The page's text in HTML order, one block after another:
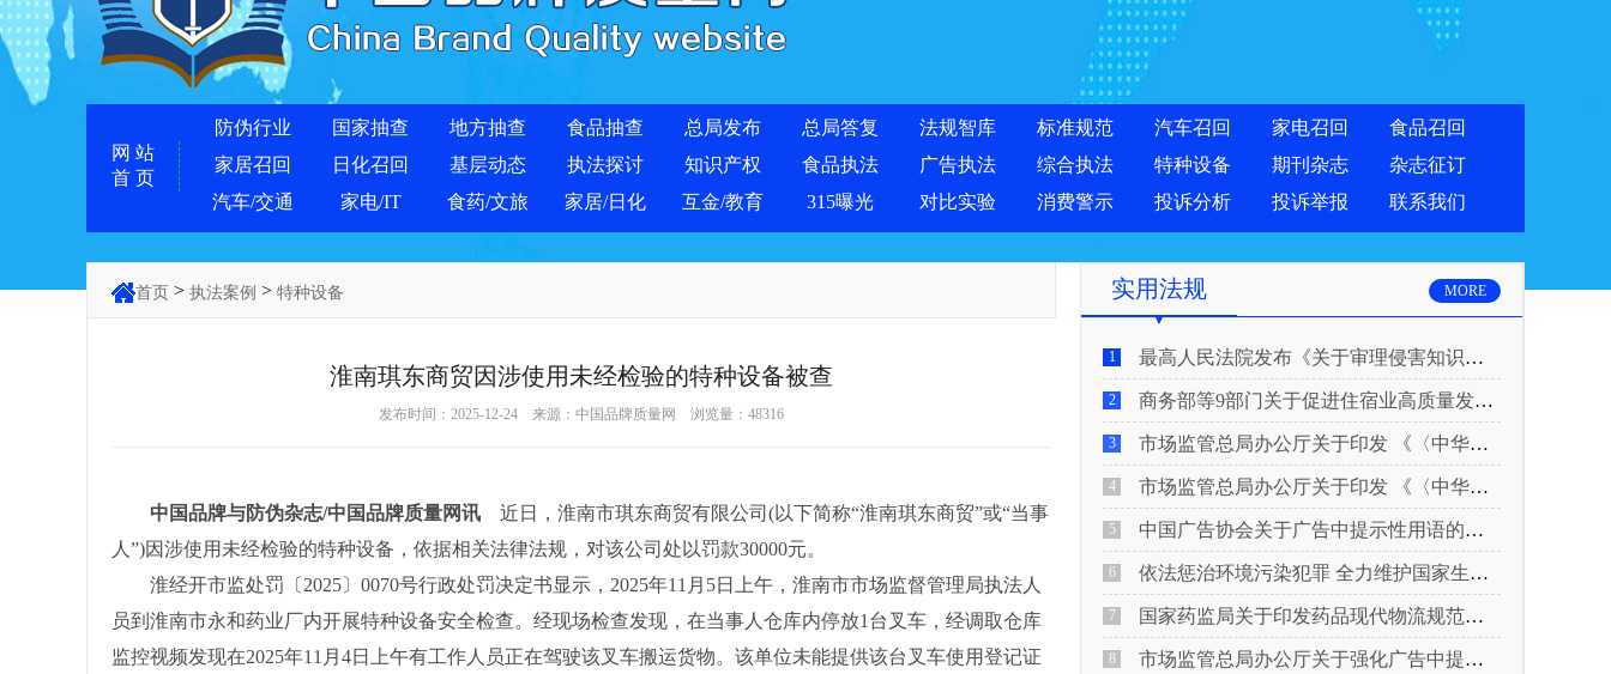
网 站
首 页
防伪行业 国家抽查 地方抽查 食品抽查 总局发布 总局答复 法规智库 标准规范 汽车召回 家电召回
食品召回
家居召回
日化召回 基层动态 执法探讨 知识产权 食品执法 广告执法 综合执法 特种设备 期刊杂志
杂志征订
汽车/交通
家电/IT 食药/文旅 家居/日化 互金/教育 315曝光 对比实验 消费警示 投诉分析 投诉举报 联系我们
首页 > 执法案例 > 特种设备
淮南琪东商贸因涉使用未经检验的特种设备被查
发布时间：2025-12-24 来源： 中国品牌质量网 浏览量： 48316
中国品牌与防伪杂志/中国品牌质量网讯 近日，淮南市琪东商贸有限公司(以下简称“淮南琪东商贸”或“当事
人”)因涉使用未经检验的特种设备，依据相关法律法规，对该公司处以罚款30000元。
淮经开市监处罚〔2025〕0070号行政处罚决定书显示，2025年11月5日上午，淮南市市场监督管理局执法人
员到淮南市永和药业厂内开展特种设备安全检查。经现场检查发现，在当事人仓库内停放1台叉车，经调取仓库
监控视频发现在2025年11月4日上午有工作人员正在驾驶该叉车搬运货物。该单位未能提供该台叉车使用登记证
实用法规 MORE
1 最高人民法院发布《关于审理侵害知识产权民事纠纷案件适用惩罚性赔偿的解释》
2 商务部等9部门关于促进住宿业高质量发展的指导意见
3 市场监管总局办公厅关于印发 《〈中华人民共和国广告法〉适用问题 执法指南（二）》的通知
4 市场监管总局办公厅关于印发 《〈中华人民共和国广告法〉适用问题 执法指南（一）》的通知
5 中国广告协会关于广告中提示性用语的合规风险提示
6 依法惩治环境污染犯罪 全力维护国家生态安全 “两高”公布《关于修改〈最高人民法院、最高人民检察院关于办理环境污染刑事案件适用法律若干问题的解释〉的决定》
7 国家药监局关于印发药品现代物流规范化建设指导意见的通知
8 市场监管总局办公厅关于强化广告中提示性用语监管工作的通知